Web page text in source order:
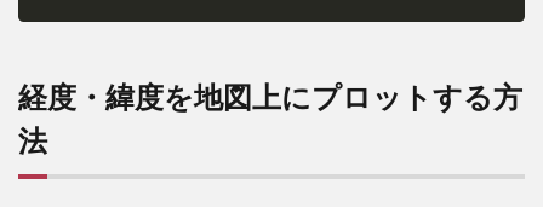
経度・緯度を地図上にプロットする方
法